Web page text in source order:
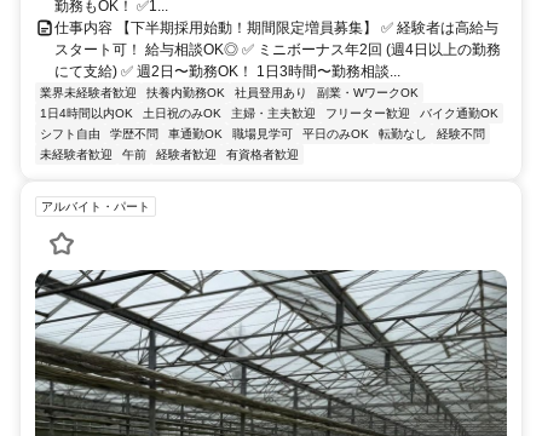
勤務もOK！ ✅1...
仕事内容 【下半期採用始動！期間限定増員募集】 ✅ 経験者は高給与
スタート可！ 給与相談OK◎ ✅ ミニボーナス年2回 (週4日以上の勤務
にて支給) ✅ 週2日〜勤務OK！ 1日3時間〜勤務相談...
業界未経験者歓迎 扶養内勤務OK 社員登用あり
副業・WワークOK
1日4時間以内OK
土日祝のみOK 主婦・主夫歓迎 フリーター歓迎
バイク通勤OK
シフト自由
学歴不問 車通勤OK 職場見学可 平日のみOK 転勤なし
経験不問
未経験者歓迎
午前 経験者歓迎 有資格者歓迎
アルバイト・パート